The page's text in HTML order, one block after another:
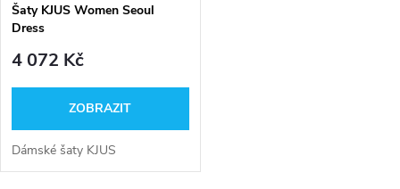
Šaty KJUS Women Seoul
Dress
4 072 Kč
ZOBRAZIT
Dámské šaty KJUS